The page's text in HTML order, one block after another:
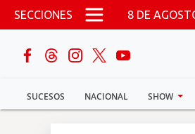
Pasar al contenido principal
SECCIONES 8 DE
SUCESOS NACIONAL SHOW
buscar
Sucesos